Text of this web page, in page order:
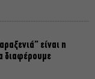
είναι η
διαφέρουμε